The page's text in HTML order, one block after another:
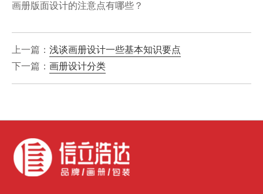
画册版面设计的注意点有哪些？
上一篇： 浅谈画册设计一些基本知识要点
下一篇： 画册设计分类